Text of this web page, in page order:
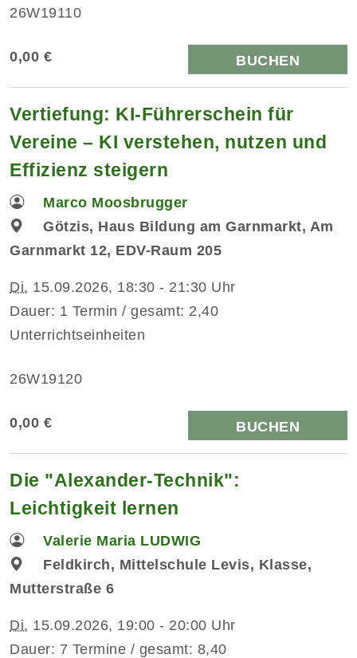
26W19110
0,00 € BUCHEN
Vertiefung: KI-Führerschein für
Vereine – KI verstehen, nutzen und
Effizienz steigern
Marco Moosbrugger
Götzis, Haus Bildung am Garnmarkt, Am
Garnmarkt 12, EDV-Raum 205
Di. 15.09.2026, 18:30 - 21:30 Uhr
Dauer: 1 Termin / gesamt: 2,40
Unterrichtseinheiten
26W19120
0,00 € BUCHEN
Die "Alexander-Technik":
Leichtigkeit lernen
Valerie Maria LUDWIG
Feldkirch, Mittelschule Levis, Klasse,
Mutterstraße 6
Di. 15.09.2026, 19:00 - 20:00 Uhr
Dauer: 7 Termine / gesamt: 8,40